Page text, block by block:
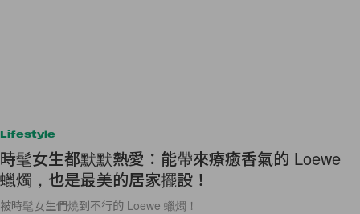
Lifestyle
時髦女生都默默熱愛：能帶來療癒香氣的 Loewe
蠟燭，也是最美的居家擺設！
被時髦女生們燒到不行的 Loewe 蠟燭！